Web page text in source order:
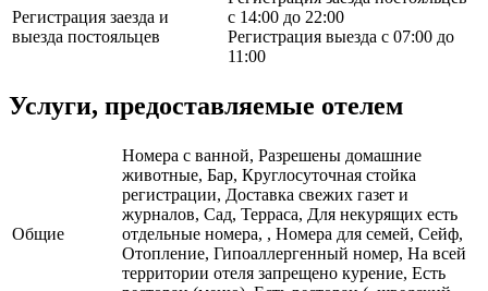
Регистрация заезда и
выезда постояльцев
с 14:00 до 22:00
Регистрация выезда с 07:00 до
11:00
Услуги, предоставляемые отелем
Общие
Номера с ванной, Разрешены домашние
животные, Бар, Круглосуточная стойка
регистрации, Доставка свежих газет и
журналов, Сад, Терраса, Для некурящих есть
отдельные номера, , Номера для семей, Сейф,
Отопление, Гипоаллергенный номер, На всей
территории отеля запрещено курение, Есть